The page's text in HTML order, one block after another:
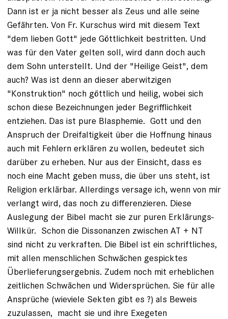
Dann ist er ja nicht besser als Zeus und alle seine
Gefährten. Von Fr. Kurschus wird mit diesem Text
"dem lieben Gott" jede Göttlichkeit bestritten. Und
was für den Vater gelten soll, wird dann doch auch
dem Sohn unterstellt. Und der "Heilige Geist", dem
auch? Was ist denn an dieser aberwitzigen
"Konstruktion" noch göttlich und heilig, wobei sich
schon diese Bezeichnungen jeder Begrifflichkeit
entziehen. Das ist pure Blasphemie. Gott und den
Anspruch der Dreifaltigkeit über die Hoffnung hinaus
auch mit Fehlern erklären zu wollen, bedeutet sich
darüber zu erheben. Nur aus der Einsicht, dass es
noch eine Macht geben muss, die über uns steht, ist
Religion erklärbar. Allerdings versage ich, wenn von mir
verlangt wird, das noch zu differenzieren. Diese
Auslegung der Bibel macht sie zur puren Erklärungs-
Willkür. Schon die Dissonanzen zwischen AT + NT
sind nicht zu verkraften. Die Bibel ist ein schriftliches,
mit allen menschlichen Schwächen gespicktes
Überlieferungsergebnis. Zudem noch mit erheblichen
zeitlichen Schwächen und Widersprüchen. Sie für alle
Ansprüche (wieviele Sekten gibt es ?) als Beweis
zuzulassen, macht sie und ihre Exegeten